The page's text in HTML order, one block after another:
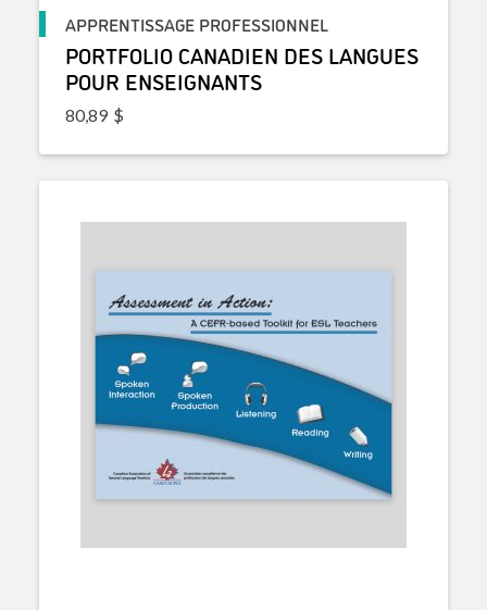
APPRENTISSAGE PROFESSIONNEL
PORTFOLIO CANADIEN DES LANGUES
POUR ENSEIGNANTS
80,89 $